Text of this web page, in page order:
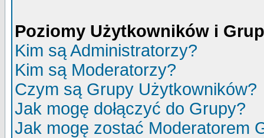
Poziomy Użytkowników i
Kim są Administratorzy?
Kim są Moderatorzy?
Czym są Grupy Użytkowników?
Jak mogę dołączyć do Grupy?
Jak mogę zostać Moderatorem